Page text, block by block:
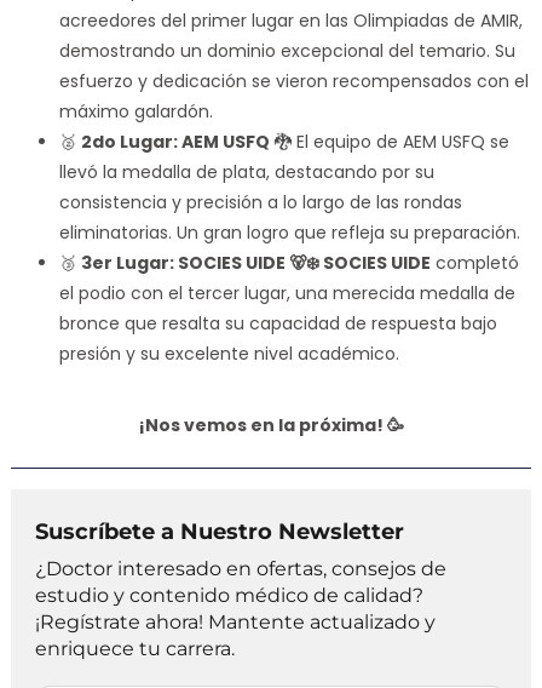
acreedores del primer lugar en las Olimpiadas de AMIR,
demostrando un dominio excepcional del temario. Su
esfuerzo y dedicación se vieron recompensados con el
máximo galardón.
🥈 2do Lugar: AEM USFQ 🐉 El equipo de AEM USFQ se
llevó la medalla de plata, destacando por su
consistencia y precisión a lo largo de las rondas
eliminatorias. Un gran logro que refleja su preparación.
🥉 3er Lugar: SOCIES UIDE 🐻‍❄️ SOCIES UIDE completó
el podio con el tercer lugar, una merecida medalla de
bronce que resalta su capacidad de respuesta bajo
presión y su excelente nivel académico.
¡Nos vemos en la próxima! 🥳
Suscríbete a Nuestro Newsletter
¿Doctor interesado en ofertas, consejos de
estudio y contenido médico de calidad?
¡Regístrate ahora! Mantente actualizado y
enriquece tu carrera.